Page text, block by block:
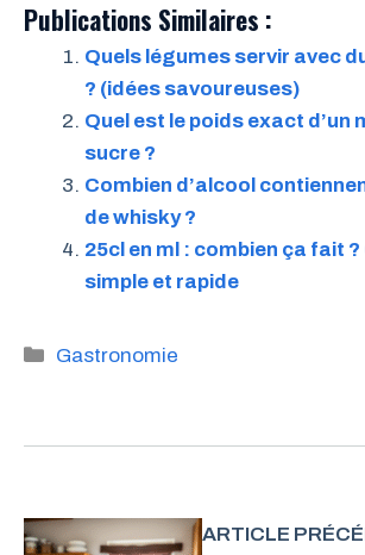
Publications Similaires :
Quels légumes servir avec
? (idées savoureuses)
Quel est le poids exact d’un
sucre ?
Combien d’alcool
de whisky ?
25cl en ml : combien ça fait
simple et rapide
Catégories
Gastronomie
ARTICLE